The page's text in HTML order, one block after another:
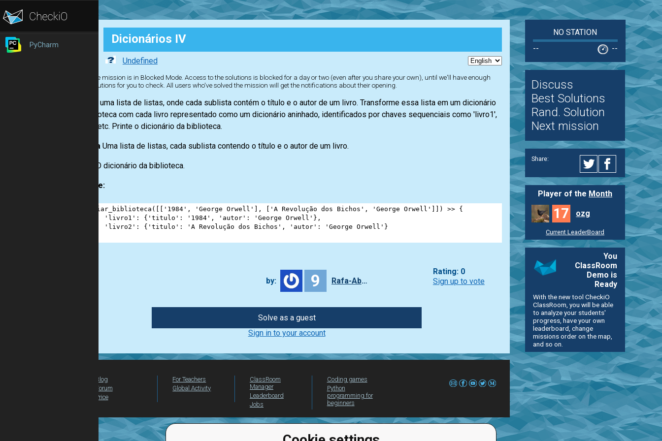
PyCharm Dicionários IV
Undefined
The mission is in Blocked Mode. Access to the solutions is blocked for a day or two (even after you share your own), until we'll have enough
solutions for you to check. All users who've solved the mission will get the notifications about their opening.
Receba uma lista de listas, onde cada sublista contém o título e o autor de um livro. Transforme essa lista em um dicionário
de biblioteca com cada livro representado como um dicionário aninhado, identificados por chaves sequenciais como 'livro1',
'livro2', etc. Printe o dicionário da biblioteca.
Entrada Uma lista de listas, cada sublista contendo o título e o autor de um livro.
O dicionário da biblioteca.
Example:
criar_biblioteca ([[ '1984' , 'George Orwell' ], [ 'A Revolução dos Bichos' , 'George Orwell' ]]) >> {
'livro1' : { 'titulo' : '1984' , 'autor' : 'George Orwell' },
'livro2' : { 'titulo' : 'A Revolução dos Bichos' , 'autor' : 'George Orwell' }
by: 9 Rafa-Abbade
Rating: 0
Sign up to vote
Solve as a guest
Sign in to your account
NO STATION
--
--
Discuss
Best Solutions
Rand. Solution
Next mission
Share:
Player of the Month
17 ozg
Current LeaderBoard
You
ClassRoom
Demo is
Ready
With the new tool CheckiO
ClassRoom, you will be able
to analyze your students'
progress, have your own
leaderboard, change
missions order on the map,
and so on.
Blog
Forum
Price
For Teachers
Global Activity
ClassRoom
Manager
Leaderboard
Jobs
Coding games
Python
programming for
beginners